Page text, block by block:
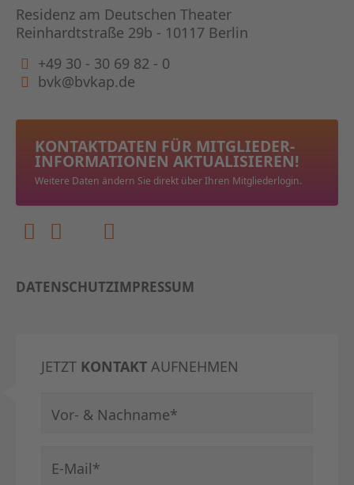
Residenz am Deutschen Theater
Reinhardtstraße 29b - 10117 Berlin
+49 30 - 30 69 82 - 0
bvk@bvkap.de
KONTAKTDATEN FÜR MITGLIEDER­
INFORMATIONEN AKTUALISIEREN!
Weitere Daten ändern Sie direkt über Ihren Mitgliederlogin.
DATENSCHUTZIMPRESSUM
JETZT KONTAKT AUFNEHMEN
Pflichtfeld
Vor- & Nachname*
Pflichtfeld
E-Mail*